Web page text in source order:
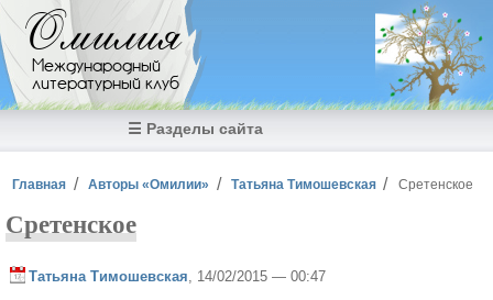
Перейти к основному содержанию
Омилия
Международный
литературный клуб
☰ Разделы сайта
Вы здесь
Главная Авторы «Омилии» Татьяна Тимошевская Сретенское
Сретенское
Татьяна Тимошевская , 14/02/2015 — 00:47